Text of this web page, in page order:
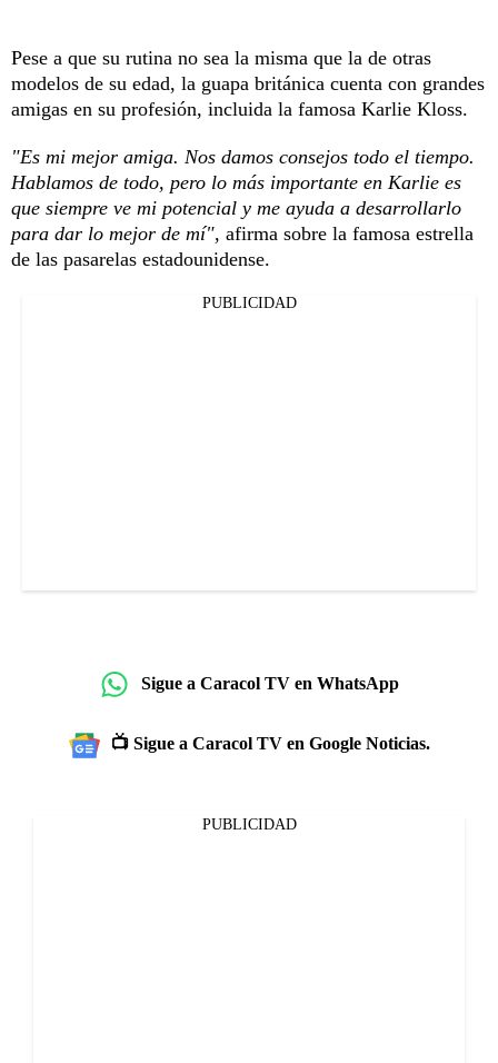
Pese a que su rutina no sea la misma que la de otras
modelos de su edad, la guapa británica cuenta con grandes
amigas en su profesión, incluida la famosa Karlie Kloss.
"Es mi mejor amiga. Nos damos consejos todo el tiempo.
Hablamos de todo, pero lo más importante en Karlie es
que siempre ve mi potencial y me ayuda a desarrollarlo
para dar lo mejor de mí", afirma sobre la famosa estrella
de las pasarelas estadounidense.
PUBLICIDAD
Sigue a Caracol TV en WhatsApp
📺 Sigue a Caracol TV en Google Noticias.
PUBLICIDAD